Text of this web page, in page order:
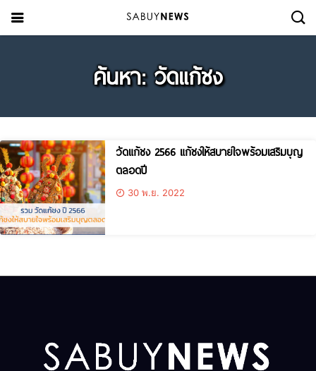
ค้นหา: วัดแก้ชง
วัดแก้ชง 2566 แก้ชงให้สบายใจพร้อมเสริมบุญ
ตลอดปี
30 พ.ย. 2022